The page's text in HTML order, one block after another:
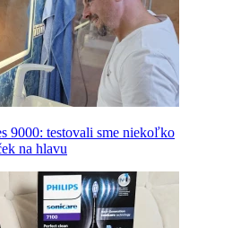
9000: testovali sme niekoľko
na hlavu